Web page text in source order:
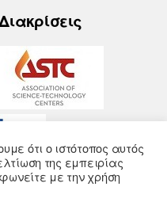
ότι ο ιστότοπος αυτός
της εμπειρίας
με την χρήση